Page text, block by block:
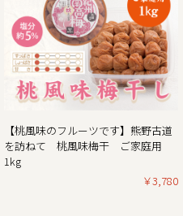
2025/01/06
2025年新春梅干しお買得企画
1kg×2個セットを税込・送料込
この度、ご家庭用梅干1kg×2
めいただけるお買い得企画を
画の商品をご購入いただいた
プレゼント！
ぜひお得なこの機会に本場紀
【桃風味のフルーツです】熊野古道
を訪ねて 桃風味梅干 ご家庭用
1kg
￥3,780